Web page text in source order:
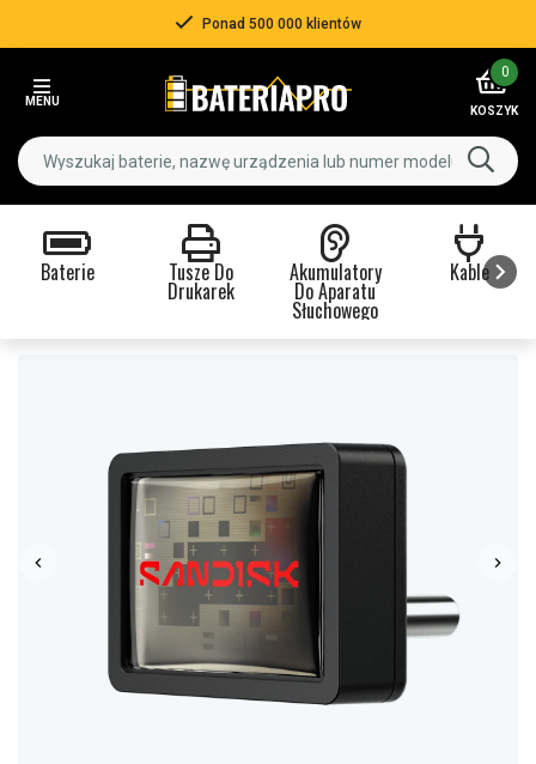
Ponad 500 000 klientów
MENU
0
KOSZYK
Baterie Tusze Do
Drukarek
Akumulatory
Do Aparatu
Słuchowego
Kable